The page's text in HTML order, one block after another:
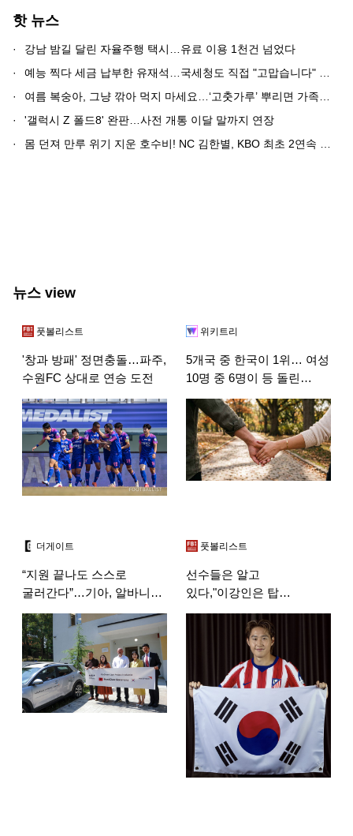
핫 뉴스
·
강남 밤길 달린 자율주행 택시…유료 이용 1천건 넘었다
·
예능 찍다 세금 납부한 유재석…국세청도 직접 "고맙습니다" 화답 [소셜in]
·
여름 복숭아, 그냥 깎아 먹지 마세요…‘고춧가루’ 뿌리면 가족들이 모입니다
·
'갤럭시 Z 폴드8' 완판…사전 개통 이달 말까지 연장
·
몸 던져 만루 위기 지운 호수비! NC 김한별, KBO 최초 2연속 캡스플레이 수상
뉴스 view
풋볼리스트
'창과 방패' 정면충돌…파주,
수원FC 상대로 연승 도전
위키트리
5개국 중 한국이 1위… 여성
10명 중 6명이 등 돌린
'이것'
더게이트
“지원 끝나도 스스로
굴러간다”…기아, 알바니아·
짐바브웨 자립모델 이양
풋볼리스트
선수들은 알고
있다,"이강인은 탑
플레이어, PSG서 출전시간
더 줬어야"누네스도 동의